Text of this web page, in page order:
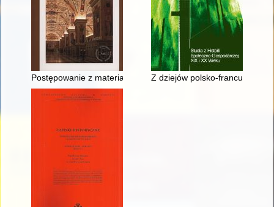
Postępowanie z materiałami archiwalnymi w archiwach
Z dziejów polsko-francuskich